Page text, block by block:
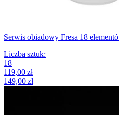
Serwis obiadowy Fresa 18
Liczba sztuk:
18
119,00 zł
149,00 zł